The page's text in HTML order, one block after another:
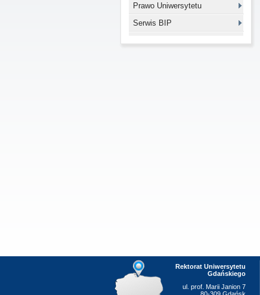
Prawo Uniwersytetu
Serwis BIP
Rektorat Uniwersytetu
Gdańskiego
ul. prof. Marii Janion 7